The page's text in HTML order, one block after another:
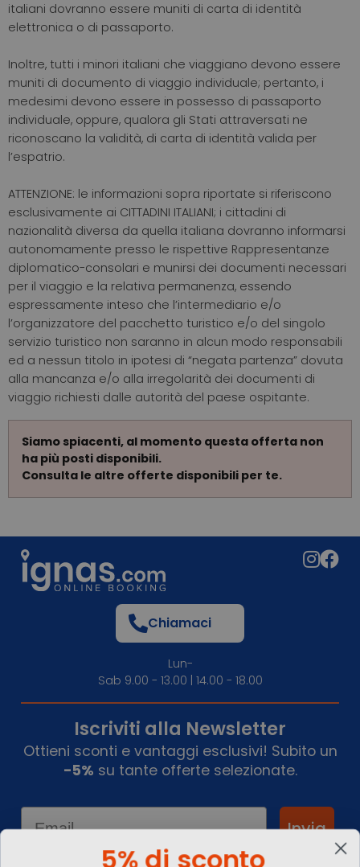
italiani dovranno essere muniti di carta di identità
elettronica o di passaporto.
Inoltre, tutti i minori italiani che viaggiano devono essere
muniti di documento di viaggio individuale; pertanto, i
medesimi devono essere in possesso di passaporto
individuale, oppure, qualora gli Stati attraversati ne
riconoscano la validità, di carta di identità valida per
l’espatrio.
ATTENZIONE: le informazioni sopra riportate si riferiscono
esclusivamente ai CITTADINI ITALIANI; i cittadini di
nazionalità diversa da quella italiana dovranno informarsi
autonomamente presso le rispettive Rappresentanze
diplomatico-consolari e munirsi dei documenti necessari
per il viaggio e la relativa permanenza, essendo
espressamente inteso che l’intermediario e/o
l’organizzatore del pacchetto turistico e/o del singolo
servizio turistico non saranno in alcun modo responsabili
ed a nessun titolo in ipotesi di “negata partenza” dovuta
alla mancanza e/o alla irregolarità dei documenti di
viaggio richiesti dalle autorità del paese ospitante.
Siamo spiacenti, al momento questa offerta non
ha più posti disponibili.
Consulta le altre offerte disponibili per te.
Chiamaci
Lun-
Sab 9.00 - 13.00 | 14.00 - 18.00
Iscriviti alla Newsletter
Ottieni sconti e vantaggi esclusivi! Subito un
-5% su tante offerte selezionate.
Email
Invia
5% di sconto